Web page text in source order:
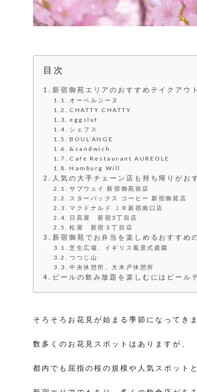
目次
新宿御苑エリアのおすすめテイクアウト
オーベルジーヌ
CHATTY CHATTY
eggslut
シェフス
BOUL’ANGE
&sandwich.
Cafe Restaurant AUREOLE
Hamburg Will
人気の大手チェーン店も持ち帰りがお
サブウェイ 新宿御苑前店
スターバックス コーヒー 新宿御苑店
マクドナルド ＪＲ新宿南口店
日高屋 新宿3丁目店
松屋 新宿３丁目店
新宿御苑でお弁当を楽しめるおすすめ
芝生広場、イギリス風景式庭園
つつじ山
中央休憩所、大木戸休憩所
ビールの飲み放題を楽しむにはビール
そろそろお花見が始まる季節になってき
数多くのお花見スポットはありますが、
都内でも屈指の桜の規模や人気スポット